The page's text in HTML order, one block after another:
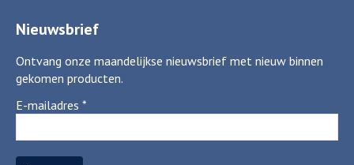
Nieuwsbrief
Ontvang onze maandelijkse nieuwsbrief met nieuw binnen
gekomen producten.
E-mailadres *